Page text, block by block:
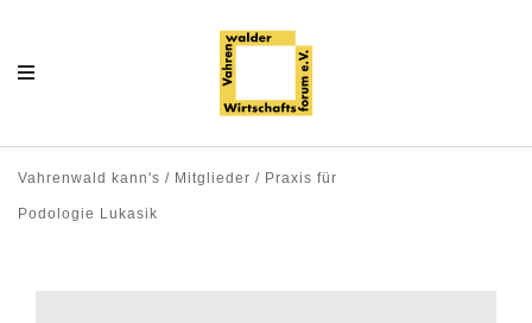
Vahrenwald kann's / Mitglieder / Praxis für
Podologie Lukasik